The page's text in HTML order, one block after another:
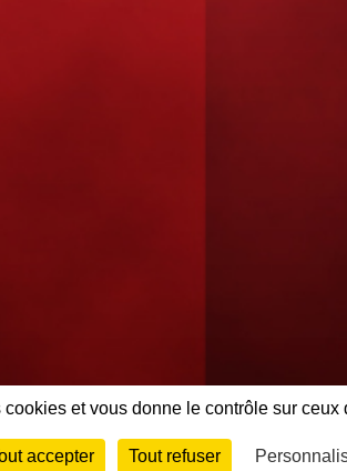
?
et vous donne le contrôle sur ceux
accepter
Tout refuser